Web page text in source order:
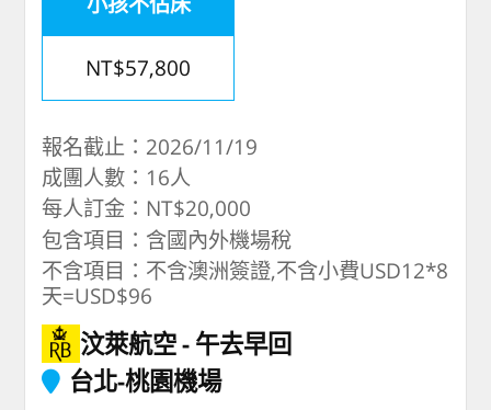
NT$57,800
報名截止：2026/11/19
成團人數：16人
每人訂金：NT$20,000
包含項目：含國內外機場稅
不含項目：不含澳洲簽證,不含小費USD12*8
天=USD$96
汶萊航空 午去早回
台北-桃園機場